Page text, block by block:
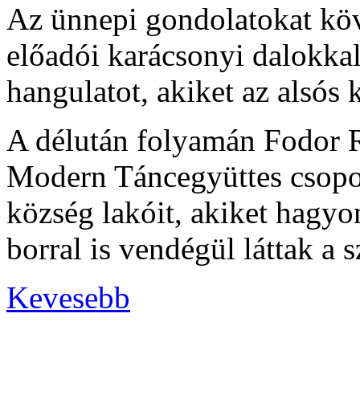
Az ünnepi gondolatokat
előadói karácsonyi
hangulatot, akiket az alsós
A délután folyamán Fodor
Modern Táncegyüttes
község lakóit, akiket
borral is vendégül láttak a
Kevesebb